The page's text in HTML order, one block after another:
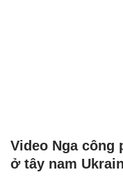
Video Nga công
ở tây nam